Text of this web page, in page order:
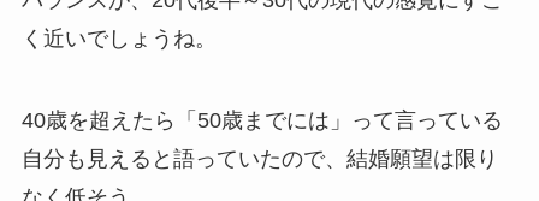
く近いでしょうね。
40歳を超えたら「50歳までには」って言っている
自分も見えると語っていたので、結婚願望は限り